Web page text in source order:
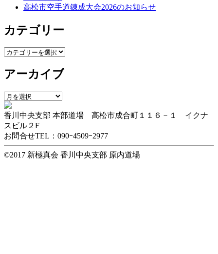
高松市空手道錬成大会2026のお知らせ
カテゴリー
カ
ゴ
ー
アーカイブ
ア
ー
カ
イ
ブ
香川中央支部 本部道場 高松市成合町１１６－１ イクナ
スビル２F
お問合せTEL：090ｰ4509ｰ2977
©2017 新極真会 香川中央支部 原内道場